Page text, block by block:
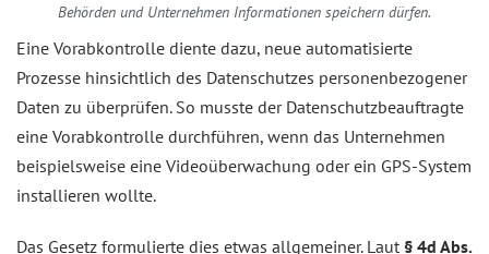
Behörden und Unternehmen Informationen speichern dürfen.
Eine Vorabkontrolle diente dazu, neue automatisierte
Prozesse hinsichtlich des Datenschutzes personenbezogener
Daten zu überprüfen. So musste der Datenschutzbeauftragte
eine Vorabkontrolle durchführen, wenn das Unternehmen
beispielsweise eine Videoüberwachung oder ein GPS-System
installieren wollte.
Das Gesetz formulierte dies etwas allgemeiner. Laut § 4d Abs.